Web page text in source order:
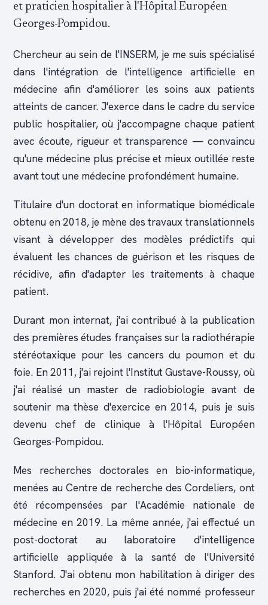
et praticien hospitalier à l'Hôpital Européen
Georges-Pompidou.
Chercheur au sein de l'INSERM, je me suis spécialisé
dans l'intégration de l'intelligence artificielle en
médecine afin d'améliorer les soins aux patients
atteints de cancer. J'exerce dans le cadre du service
public hospitalier, où j'accompagne chaque patient
avec écoute, rigueur et transparence — convaincu
qu'une médecine plus précise et mieux outillée reste
avant tout une médecine profondément humaine.
Titulaire d'un doctorat en informatique biomédicale
obtenu en 2018, je mène des travaux translationnels
visant à développer des modèles prédictifs qui
évaluent les chances de guérison et les risques de
récidive, afin d'adapter les traitements à chaque
patient.
Durant mon internat, j'ai contribué à la publication
des premières études françaises sur la radiothérapie
stéréotaxique pour les cancers du poumon et du
foie. En 2011, j'ai rejoint l'Institut Gustave-Roussy, où
j'ai réalisé un master de radiobiologie avant de
soutenir ma thèse d'exercice en 2014, puis je suis
devenu chef de clinique à l'Hôpital Européen
Georges-Pompidou.
Mes recherches doctorales en bio-informatique,
menées au Centre de recherche des Cordeliers, ont
été récompensées par l'Académie nationale de
médecine en 2019. La même année, j'ai effectué un
post-doctorat au laboratoire d'intelligence
artificielle appliquée à la santé de l'Université
Stanford. J'ai obtenu mon habilitation à diriger des
recherches en 2020, puis j'ai été nommé professeur